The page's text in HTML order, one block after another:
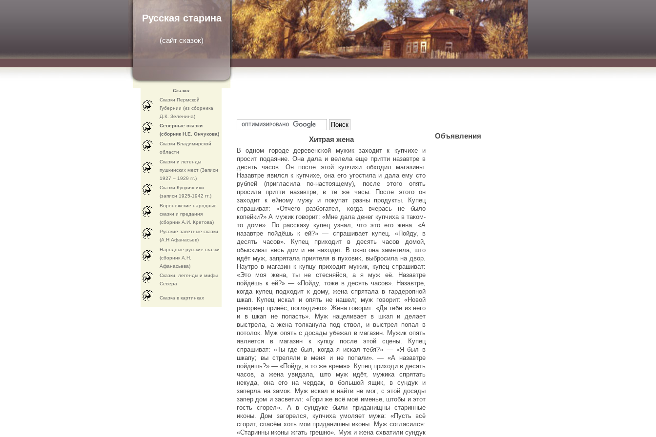
Русская старина
(сайт сказок)
Хитрая жена
В одном городе деревенской мужик заходит к купчихе и
просит подаяние. Она дала и велела еще притти назавтре в
десять часов. Он после этой купчихи обходил магазины.
Назавтре явился к купчихе, она его угостила и дала ему сто
рублей (пригласила по-настоящему), после этого опять
просила притти назавтре, в те же часы. После этого он
заходит к ейному мужу и покупат разны продукты. Купец
спрашиват: «Отчего разбогател, когда вчерась не было
копейки?» А мужик говорит: «Мне дала денег купчиха в таком-
то доме». По рассказу купец узнал, что это его жена. «А
назавтре пойдёшь к ей?» — спрашивает купец. «Пойду, в
десять часов». Купец приходит в десять часов домой,
обыскиват весь дом и не находит. В окно она заметила, што
идёт муж, запрятала приятеля в пуховик, выбросила на двор.
Наутро в магазин к купцу приходит мужик, купец спрашиват:
«Это моя жена, ты не стесняйся, а я муж её. Назавтре
пойдёшь к ей?» — «Пойду, тоже в десять часов». Назавтре,
когда купец подходит к дому, жена спрятала в гардеропной
шкап. Купец искал и опять не нашел; муж говорит: «Новой
реворвер принёс, погляди-ко». Жена говорит: «Да тебе из него
и в шкап не попасть». Муж нацеливает в шкап и делает
выстрела, а жена толканула под ствол, и выстрел попал в
потолок. Муж опять с досады убежал в магазин. Мужик опять
является в магазин к купцу после этой сцены. Купец
спрашиват: «Ты где был, когда я искал тебя?» — «Я был в
шкапу; вы стреляли в меня и не попали». — «А назавтре
пойдёшь?» — «Пойду, в то же время». Купец приходи в десять
часов, а жена увидала, што муж идёт, мужика спрятать
некуда, она его на чердак, в большой ящик, в сундук и
заперла на замок. Муж искал и найти не мог; с этой досады
запер дом и засветил: «Гори же всё моё именье, штобы и этот
гость сгорел». А в сундуке были приданищны старинные
иконы. Дом загорелся, купчиха умоляет мужа: «Пусть всё
сгорит, спасём хоть мои приданишны иконы. Муж согласился:
«Старинны иконы жгать грешно». Муж и жена схватили сундук
Объявления
Сказки
Сказки Пермской
Губернии (из сборника
Д.К. Зеленина)
Северные сказки
(сборник Н.Е. Ончукова)
Сказки Владимирской
области
Сказки и легенды
пушкинских мест (Записи
1927 – 1929 гг.)
Сказки Куприянихи
(записи 1925-1942 гг.)
Воронежские народные
сказки и предания
(сборник А.И. Кретова)
Русские заветные сказки
(А.Н.Афанасьев)
Народные русские сказки
(сборник А.Н.
Афанасьева)
Сказки, легенды и мифы
Севера
Cказка в картинках